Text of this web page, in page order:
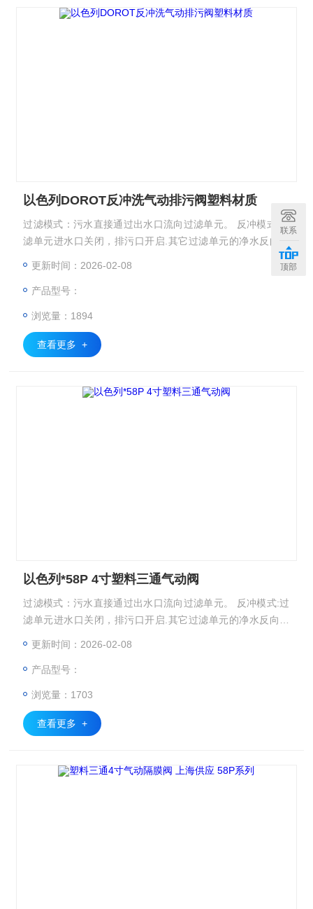
以色列DOROT反冲洗气动排污阀塑料材质
过滤模式：污水直接通过出水口流向过滤单元。 反冲模式:过
滤单元进水口关闭，排污口开启.其它过滤单元的净水反向，
清洗排出过滤单元 以色列DOROT反冲洗气动排污阀塑料材质
更新时间：2026-02-08
产品型号：
浏览量：1894
查看更多 +
以色列*58P 4寸塑料三通气动阀
过滤模式：污水直接通过出水口流向过滤单元。 反冲模式:过
滤单元进水口关闭，排污口开启.其它过滤单元的净水反向，
更新时间：2026-02-08
产品型号：
浏览量：1703
查看更多 +
联系
顶部